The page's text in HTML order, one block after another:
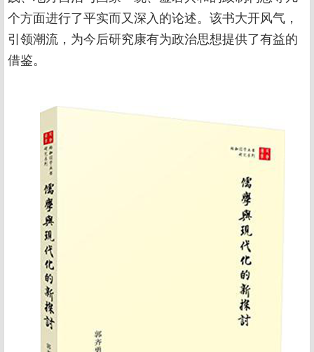
个方面进行了平实而又深入的论述。该书大开风气，
引领潮流，为今后研究康有为政治思想提供了有益的
借鉴。